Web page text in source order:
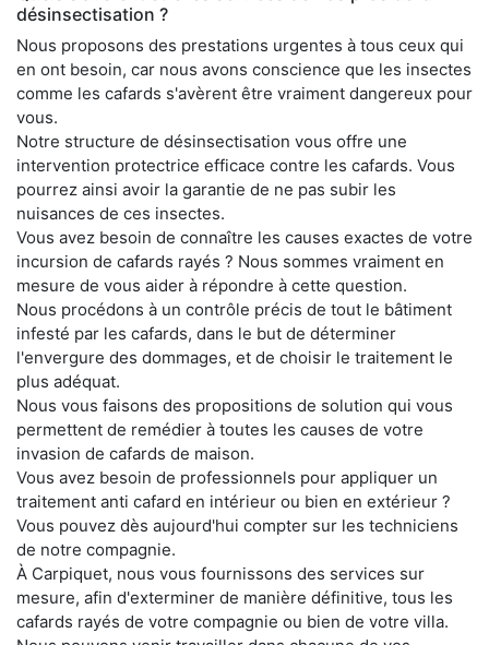
désinsectisation ?
Nous proposons des prestations urgentes à tous ceux qui
en ont besoin, car nous avons conscience que les insectes
comme les cafards s'avèrent être vraiment dangereux pour
vous.
Notre structure de désinsectisation vous offre une
intervention protectrice efficace contre les cafards. Vous
pourrez ainsi avoir la garantie de ne pas subir les
nuisances de ces insectes.
Vous avez besoin de connaître les causes exactes de votre
incursion de cafards rayés ? Nous sommes vraiment en
mesure de vous aider à répondre à cette question.
Nous procédons à un contrôle précis de tout le bâtiment
infesté par les cafards, dans le but de déterminer
l'envergure des dommages, et de choisir le traitement le
plus adéquat.
Nous vous faisons des propositions de solution qui vous
permettent de remédier à toutes les causes de votre
invasion de cafards de maison.
Vous avez besoin de professionnels pour appliquer un
traitement anti cafard en intérieur ou bien en extérieur ?
Vous pouvez dès aujourd'hui compter sur les techniciens
de notre compagnie.
À Carpiquet, nous vous fournissons des services sur
mesure, afin d'exterminer de manière définitive, tous les
cafards rayés de votre compagnie ou bien de votre villa.